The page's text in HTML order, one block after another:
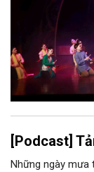
[Podcast]
Những ngày mưa